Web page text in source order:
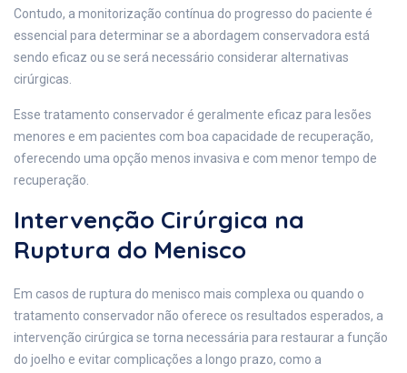
Contudo, a monitorização contínua do progresso do paciente é
essencial para determinar se a abordagem conservadora está
sendo eficaz ou se será necessário considerar alternativas
cirúrgicas.
Esse tratamento conservador é geralmente eficaz para lesões
menores e em pacientes com boa capacidade de recuperação,
oferecendo uma opção menos invasiva e com menor tempo de
recuperação.
Intervenção Cirúrgica na
Ruptura do Menisco
Em casos de ruptura do menisco mais complexa ou quando o
tratamento conservador não oferece os resultados esperados, a
intervenção cirúrgica se torna necessária para restaurar a função
do joelho e evitar complicações a longo prazo, como a